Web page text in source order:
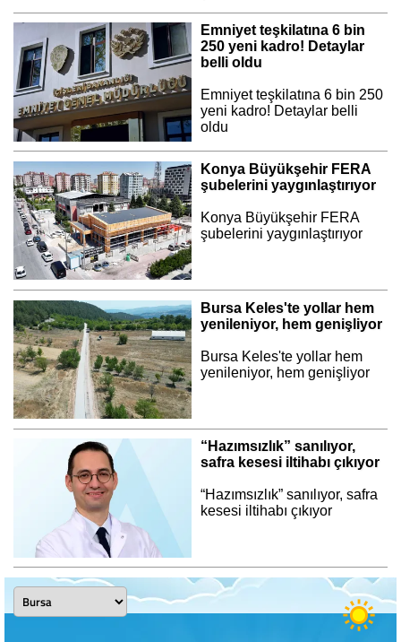
Emniyet teşkilatına 6 bin
250 yeni kadro! Detaylar
belli oldu
Emniyet teşkilatına 6 bin 250
yeni kadro! Detaylar belli
oldu
Konya Büyükşehir FERA
şubelerini yaygınlaştırıyor
Konya Büyükşehir FERA
şubelerini yaygınlaştırıyor
Bursa Keles'te yollar hem
yenileniyor, hem genişliyor
Bursa Keles'te yollar hem
yenileniyor, hem genişliyor
“Hazımsızlık” sanılıyor,
safra kesesi iltihabı çıkıyor
“Hazımsızlık” sanılıyor, safra
kesesi iltihabı çıkıyor